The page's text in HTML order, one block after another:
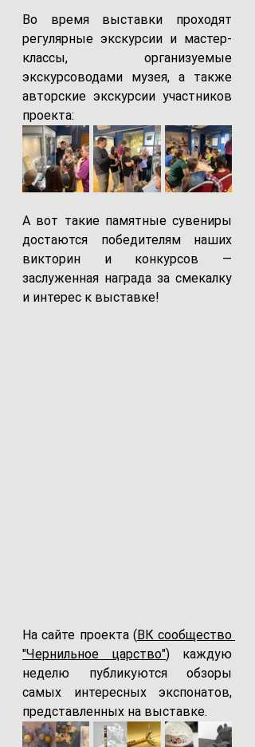
Во время выставки проходят
регулярные экскурсии и мастер-
классы, организуемые
экскурсоводами музея, а также
авторские экскурсии участников
проекта:
А вот такие памятные сувениры
достаются победителям наших
викторин и конкурсов —
заслуженная награда за смекалку
и интерес к выставке!
На сайте проекта (ВК сообщество
"Чернильное царство") каждую
неделю публикуются обзоры
самых интересных экспонатов,
представленных на выставке.